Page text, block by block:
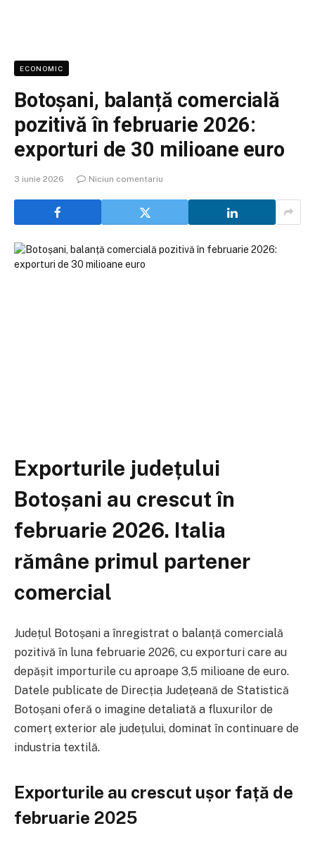
ECONOMIC
Botoșani, balanță comercială
pozitivă în februarie 2026:
exporturi de 30 milioane euro
3 iunie 2026 Niciun comentariu
Exporturile județului
Botoșani au crescut în
februarie 2026. Italia
rămâne primul partener
comercial
Județul Botoșani a înregistrat o balanță comercială
pozitivă în luna februarie 2026, cu exporturi care au
depășit importurile cu aproape 3,5 milioane de euro.
Datele publicate de Direcția Județeană de Statistică
Botoșani oferă o imagine detaliată a fluxurilor de
comerț exterior ale județului, dominat în continuare de
industria textilă.
Exporturile au crescut ușor față de
februarie 2025